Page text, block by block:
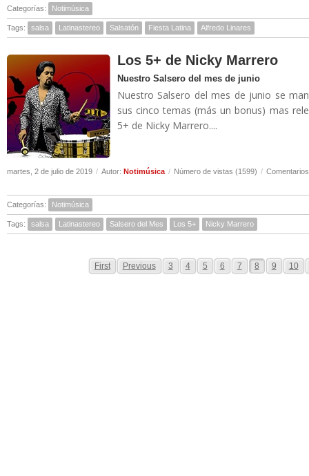
Categorías: Notimúsica
Tags: salsa Latinastereo Salsatón Fiesta Latina Alfredo Linares
Los 5+ de Nicky Marrero
Nuestro Salsero del mes de junio
Nuestro Salsero del mes de junio se
sus cinco temas (más un bonus) mas
5+ de Nicky Marrero....
martes, 2 de julio de 2019 / Autor: Notimúsica / Número de vistas (1599) /
Categorías: Notimúsica
Tags: salsa Latinastereo Salsero del Mes Los 5+ Nicky Marrero
First Previous 3 4 5 6 7 8 9 10